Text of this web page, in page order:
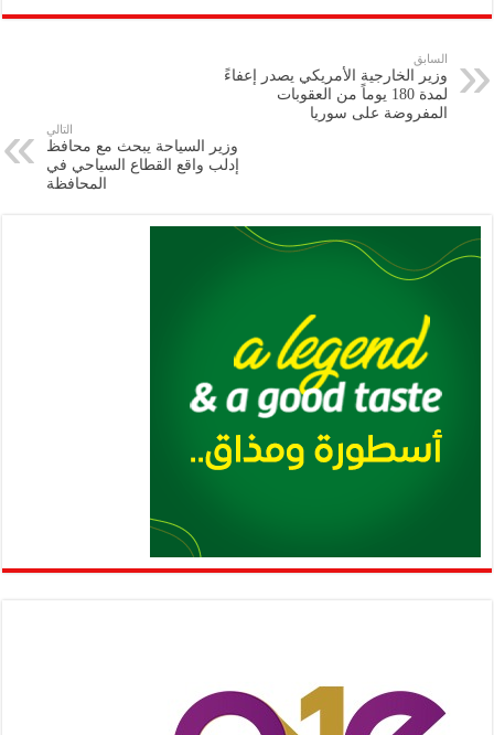
p
y
Li
n
eb
k
tt
nt
at
A
p
gr
ai
ar
السابق
وزير الخارجية الأمريكي يصدر إعفاءً
لمدة 180 يوماً من العقوبات
المفروضة على سوريا
التالي
وزير السياحة يبحث مع محافظ
إدلب واقع القطاع السياحي في
المحافظة